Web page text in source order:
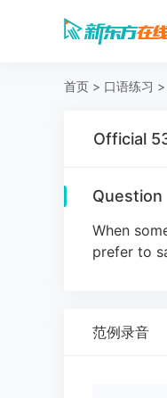
首页 > 口语练习 >
Official
Question
When
prefer to
范例录音